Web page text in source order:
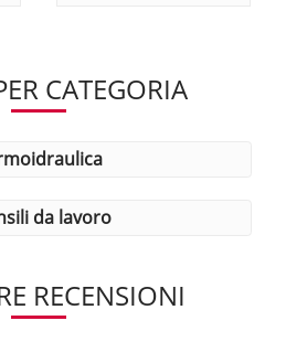
CATEGORIA
da lavoro
RECENSIONI